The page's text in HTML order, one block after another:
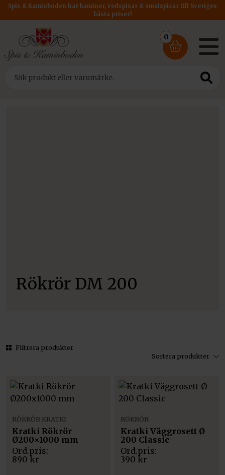
Spis & Kaminboden har kaminer, vedspisar & smalspisar till Sveriges
bästa priser!
0
Rökrör DM 200
Filtrera produkter
Sortera produkter
RÖKRÖR KRATKI
Kratki Rökrör
Ø200×1000 mm
890 kr
RÖKRÖR
Kratki Väggrosett Ø
200 Classic
390 kr